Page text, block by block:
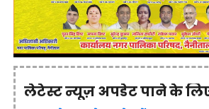
लेटेस्ट न्यूज़ अपडेट पाने के